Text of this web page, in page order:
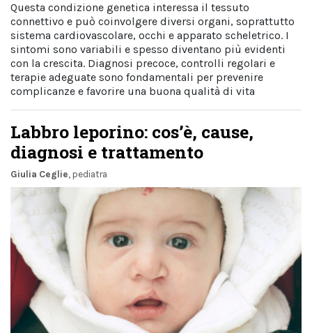
Questa condizione genetica interessa il tessuto
connettivo e può coinvolgere diversi organi, soprattutto
sistema cardiovascolare, occhi e apparato scheletrico. I
sintomi sono variabili e spesso diventano più evidenti
con la crescita. Diagnosi precoce, controlli regolari e
terapie adeguate sono fondamentali per prevenire
complicanze e favorire una buona qualità di vita
Labbro leporino: cos’è, cause,
diagnosi e trattamento
Giulia Ceglie, pediatra